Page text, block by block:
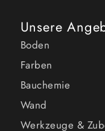
Unsere
Boden
Farben
Bauchemie
Wand
Werkzeuge &